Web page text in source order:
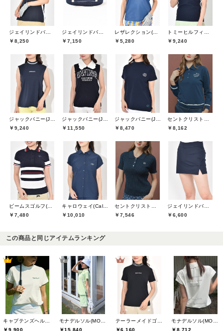
￥8,250
￥7,150
￥5,280
￥9,240
￥9,240
￥11,550
￥8,470
￥8,162
￥7,480
￥10,010
￥7,546
￥6,600
この商品と同じアイテムランキング
キャプテンズヘルムゴルフ(Captains Helm Golf)
モナデルソル(MONA DELSOL)
テーラーメイドゴルフ(TaylorMade Golf)
モナデルソル(MONA DELSOL)